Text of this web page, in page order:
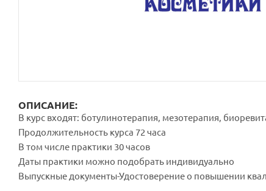
ОПИСАНИЕ:
В курс входят: ботулинотерапия, мезотерапия,
Продолжительность курса 72 часа
В том числе практики 30 часов
Даты практики можно подобрать индивидуально
Выпускные документы-Удостоверение о повышении